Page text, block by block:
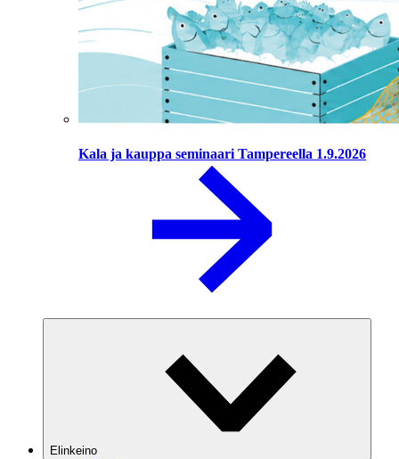
Kala ja kauppa seminaari Tampereella 1.9.2026
Elinkeino